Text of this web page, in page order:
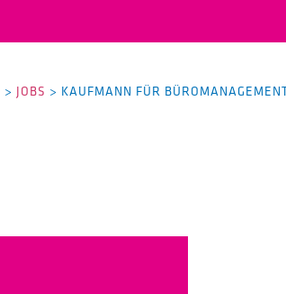
> JOBS > KAUFMANN FÜR